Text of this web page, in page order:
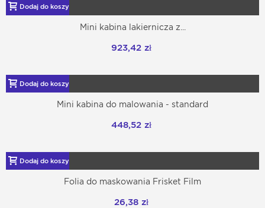
Dodaj do koszyka
Mini kabina lakiernicza z...
923,42 zł
Dodaj do koszyka
Mini kabina do malowania - standard
448,52 zł
Dodaj do koszyka
Folia do maskowania Frisket Film
26,38 zł